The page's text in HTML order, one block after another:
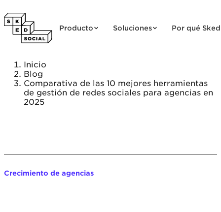
Producto Soluciones Por qué Sked
Inicio
Blog
Comparativa de las 10 mejores herramientas
de gestión de redes sociales para agencias en
2025
Crecimiento de agencias